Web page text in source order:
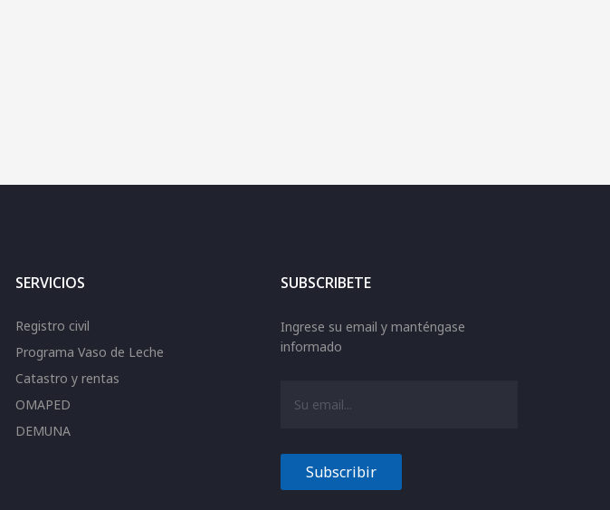
SERVICIOS
Registro civil
Programa Vaso de Leche
Catastro y rentas
OMAPED
DEMUNA
SUBSCRIBETE
Ingrese su email y manténgase
informado